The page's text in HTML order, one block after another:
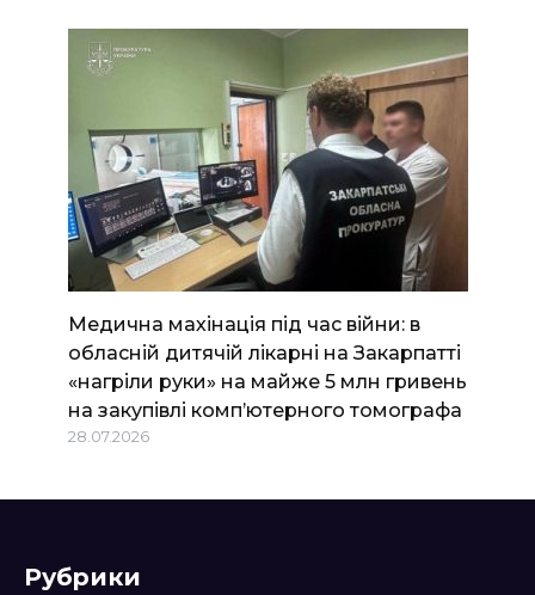
Медична махінація під час війни: в
обласній дитячій лікарні на Закарпатті
«нагріли руки» на майже 5 млн гривень
на закупівлі комп’ютерного томографа
28.07.2026
Рубрики